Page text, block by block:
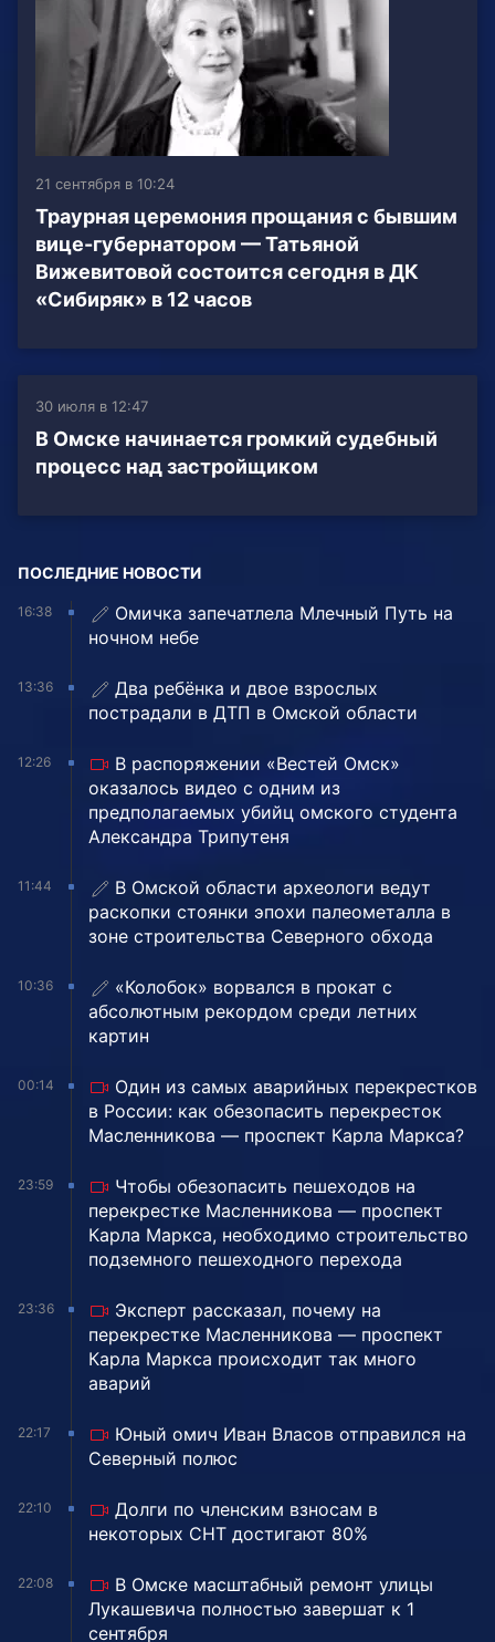
21 сентября в 10:24
Траурная церемония прощания с бывшим
вице-губернатором — Татьяной
Вижевитовой состоится сегодня в ДК
«Сибиряк» в 12 часов
30 июля в 12:47
В Омске начинается громкий судебный
процесс над застройщиком
ПОСЛЕДНИЕ НОВОСТИ
16:38
Омичка запечатлела Млечный Путь на
ночном небе
13:36
Два ребёнка и двое взрослых
пострадали в ДТП в Омской области
12:26
В распоряжении «Вестей Омск»
оказалось видео с одним из
предполагаемых убийц омского студента
Александра Трипутеня
11:44
В Омской области археологи ведут
раскопки стоянки эпохи палеометалла в
зоне строительства Северного обхода
10:36
«Колобок» ворвался в прокат с
абсолютным рекордом среди летних
картин
00:14
Один из самых аварийных перекрестков
в России: как обезопасить перекресток
Масленникова — проспект Карла Маркса?
23:59
Чтобы обезопасить пешеходов на
перекрестке Масленникова — проспект
Карла Маркса, необходимо строительство
подземного пешеходного перехода
23:36
Эксперт рассказал, почему на
перекрестке Масленникова — проспект
Карла Маркса происходит так много
аварий
22:17
Юный омич Иван Власов отправился на
Северный полюс
22:10
Долги по членским взносам в
некоторых СНТ достигают 80%
22:08
В Омске масштабный ремонт улицы
Лукашевича полностью завершат к 1
сентября